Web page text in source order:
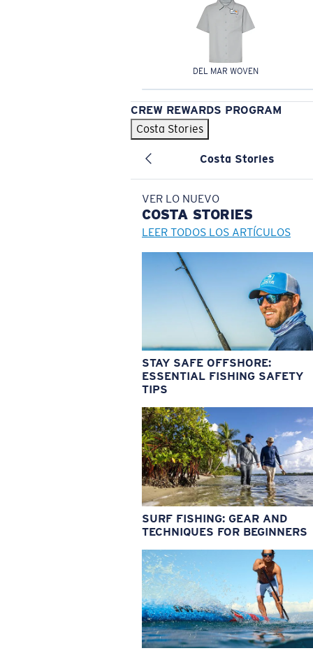
DEL MAR WOVEN
CREW REWARDS PROGRAM
Costa Stories
Costa Stories
VER LO NUEVO
COSTA STORIES
LEER TODOS LOS ARTÍCULOS
STAY SAFE OFFSHORE:
ESSENTIAL FISHING SAFETY
TIPS
SURF FISHING: GEAR AND
TECHNIQUES FOR BEGINNERS